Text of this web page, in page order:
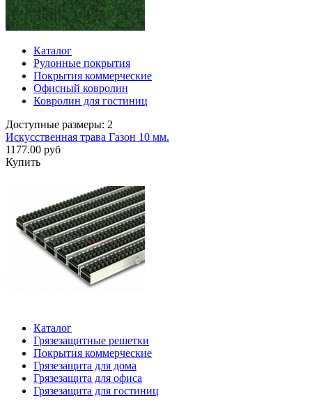
Каталог
Рулонные покрытия
Покрытия коммерческие
Офисный ковролин
Ковролин для гостиниц
Доступные размеры: 2
Искусственная трава Газон 10 мм.
1177.00 руб
Купить
Каталог
Грязезащитные решетки
Покрытия коммерческие
Грязезащита для дома
Грязезащита для офиса
Грязезащита для гостиниц